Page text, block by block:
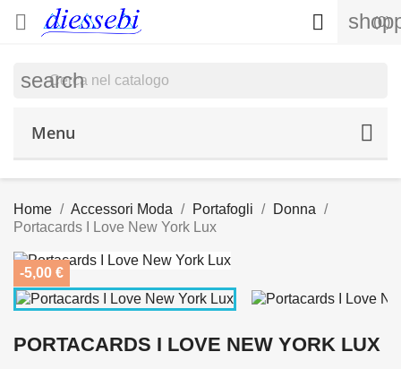
 (0)

search
Menu
Home Accessori Moda Portafogli
Donna
Portacards I Love New York Lux
-5,00 €
PORTACARDS I LOVE NEW YORK LUX